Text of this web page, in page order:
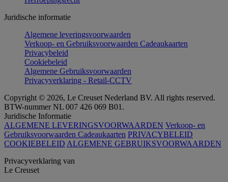
Juridische informatie
Algemene leveringsvoorwaarden
Verkoop- en Gebruiksvoorwaarden Cadeaukaarten
Privacybeleid
Cookiebeleid
Algemene Gebruiksvoorwaarden
Privacyverklaring - Retail-CCTV
Copyright © 2026, Le Creuset Nederland BV. All rights reserved.
BTW-nummer NL 007 426 069 B01.
Juridische Informatie
ALGEMENE LEVERINGSVOORWAARDEN Verkoop- en
Gebruiksvoorwaarden Cadeaukaarten PRIVACYBELEID
COOKIEBELEID ALGEMENE GEBRUIKSVOORWAARDEN
Privacyverklaring van
Le Creuset